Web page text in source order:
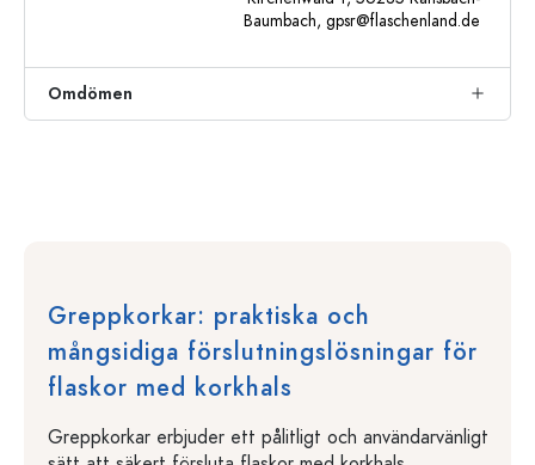
Baumbach, gpsr@flaschenland.de
Omdömen
Greppkorkar: praktiska och
mångsidiga förslutningslösningar för
flaskor med korkhals
Greppkorkar erbjuder ett pålitligt och användarvänligt